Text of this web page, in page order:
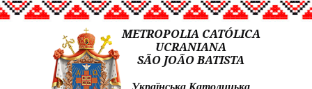
METROPOLIA CATÓLICA
UCRANIANA
SÃO JOÃO BATISTA